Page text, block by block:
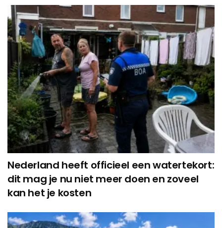
Nederland heeft officieel een watertekort:
dit mag je nu niet meer doen en zoveel
kan het je kosten